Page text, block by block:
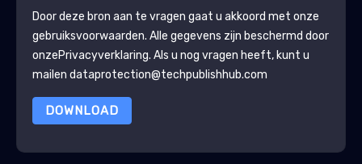
Door deze bron aan te vragen gaat u akkoord met onze
gebruiksvoorwaarden. Alle gegevens zijn beschermd door
onzePrivacyverklaring. Als u nog vragen heeft, kunt u
mailen dataprotection@techpublishhub.com
DOWNLOAD